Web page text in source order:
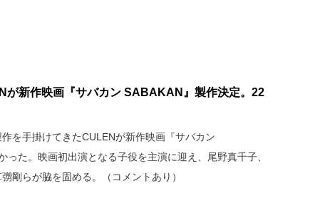
が新作映画『サバカン SABAKAN』製作決定。22
を手掛けてきたCULENが新作映画『サバカン
った。映画初出演となる子役を主演に迎え、尾野真千子、
剛らが脇を固める。（コメントあり）